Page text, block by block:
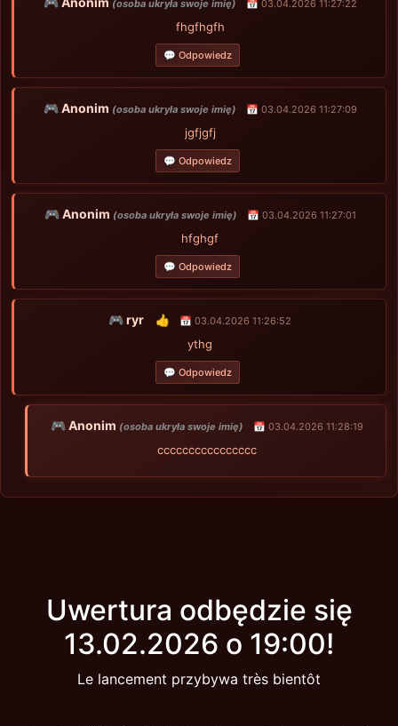
(osoba ukryła swoje imię) 📅 03.04.2026 11:27:22
fhgfhgfh
💬 Odpowiedz
🎮 Anonim (osoba ukryła swoje imię) 📅 03.04.2026 11:27:09
jgfjgfj
💬 Odpowiedz
🎮 Anonim (osoba ukryła swoje imię) 📅 03.04.2026 11:27:01
hfghgf
💬 Odpowiedz
🎮 ryr 👍 📅 03.04.2026 11:26:52
ythg
💬 Odpowiedz
🎮 Anonim (osoba ukryła swoje imię) 📅 03.04.2026 11:28:19
cccccccccccccccc
Uwertura odbędzie się
13.02.2026 o 19:00!
Le lancement przybywa très bientôt